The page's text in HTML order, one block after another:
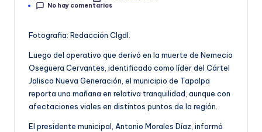
por
No hay comentarios
Fotografia: Redacción CIgdl.
Luego del operativo que derivó en la muerte de Nemecio
Oseguera Cervantes, identificado como líder del Cártel
Jalisco Nueva Generación, el municipio de Tapalpa
reporta una mañana en relativa tranquilidad, aunque con
afectaciones viales en distintos puntos de la región.
El presidente municipal, Antonio Morales Díaz, informó